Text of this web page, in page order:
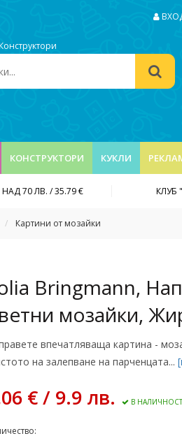
КОНСТРУКТОРИ КУКЛИ
70 ЛВ. / 35.79 € КЛУБ
Картини от мозайки
Bringmann,
мозайки,
впечатляваща картина -
на залепване на парченцата...
€ / 9.9 лв. В НАЛИЧНОСТ